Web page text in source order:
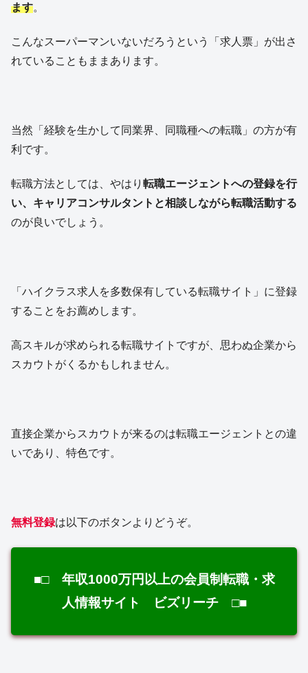
ます。
こんなスーパーマンいないだろうという「求人票」が出さ
れていることもままあります。
当然「経験を生かして同業界、同職種への転職」の方が有
利です。
転職方法としては、やはり 転職エージェントへの登録を行
い、キャリアコンサルタントと相談しながら転職活動する
のが良いでしょう。
「ハイクラス求人を多数保有している転職サイト」に登録
することをお薦めします。
高スキルが求められる転職サイトですが、思わぬ企業から
スカウトがくるかもしれません。
直接企業からスカウトが来るのは転職エージェントとの違
いであり、特色です。
無料登録は以下のボタンよりどうぞ。
■□ 年収1000万円以上の会員制転職・求
人情報サイト ビズリーチ □■